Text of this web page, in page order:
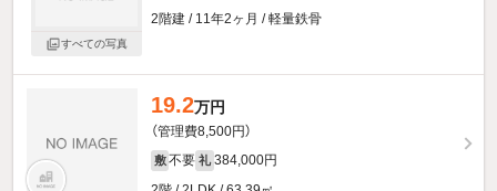
すべての写真
2階建 / 11年2ヶ月 / 軽量鉄骨
19.2万円
（管理費8,500円）
敷 不要 礼 384,000円